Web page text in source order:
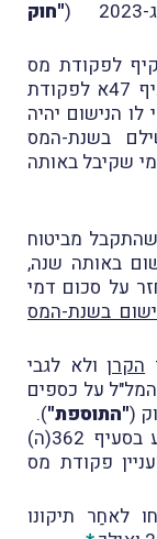
"חוק
לפקודת מס
הכנסה (תיקון מס' 266), בגדרו תוקן סעיף 47א לפקודת
הנישום יהיה
בשנת-המס
שקיבל באותה
מביטוח
באותה שנה,
על סכום דמי
בשנת-המס
הקרןולא לגבי
על כספים
"התוספת").
לגבי התוספת, ימשיך לחול הכלל הקבוע בסעיף 362(ה)
פקודת מס
לאחַר תיקונו